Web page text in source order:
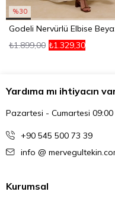
%30
Godeli Nervürlü Elbise
₺1.329,30
₺1.899,00
Yardıma mı ihtiyacın
Pazartesi - Cumartesi
+90 545 500 73 39
info @
Kurumsal